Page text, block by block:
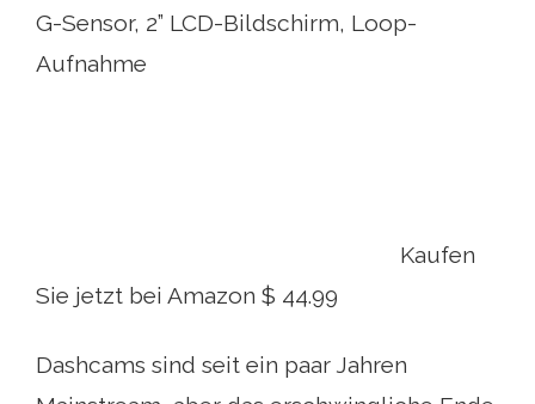
G-Sensor, 2” LCD-Bildschirm, Loop-
Aufnahme
Kaufen
Sie jetzt bei Amazon $ 44.99
Dashcams sind seit ein paar Jahren